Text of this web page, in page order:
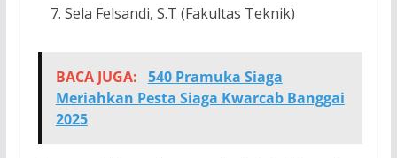
Sela Felsandi, S.T (Fakultas Teknik)
BACA JUGA: 540 Pramuka Siaga
Meriahkan Pesta Siaga Kwarcab Banggai
2025